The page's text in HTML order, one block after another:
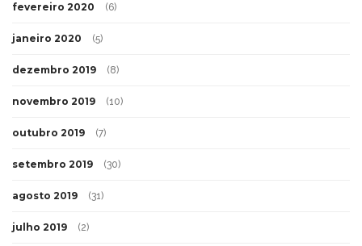
fevereiro 2020 (6)
janeiro 2020 (5)
dezembro 2019 (8)
novembro 2019 (10)
outubro 2019 (7)
setembro 2019 (30)
agosto 2019 (31)
julho 2019 (2)